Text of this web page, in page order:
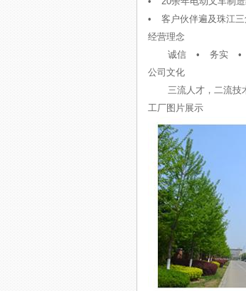
• 客户伙伴遍及珠江三
经营理念
诚信 • 务实 •
公司文化
三流人才，二流技
工厂图片展示